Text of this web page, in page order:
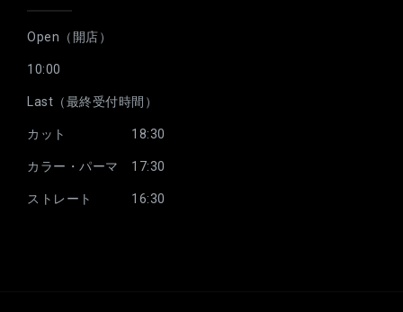
Open（開店）
10:00
Last（最終受付時間）
カット 18:30
カラー・パーマ 17:30
ストレート 16:30